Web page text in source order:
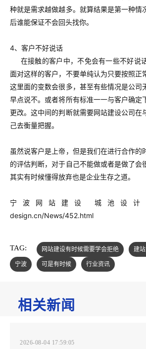
种就是需求越做越多。就算结果是第一种情
后谁能保证不会回头找你。
4、客户不好说话
在接触的客户中，不免会有一些不好说话
面对这样的客户，不要单纯认为只要按照正
这里面的变数会很多，甚至有些情况是公司
早点说不。或者将所有标准一一与客户确定
更改。这中间的判断就需要网站建设公司在
己去衡量把握。
虽然说客户是上帝，但是我们在进行合作的
的评估判断，对于自己不能做或者是做了会
其实有时候懂得放弃也是企业生存之道。
宁波网站建设 城池设计
design.cn/News/452.html
TAG: 网站建设有时候需要学会拒绝 建
宁波
可是有时候 行业资讯
相关新闻
2026-08-04 17:59:05